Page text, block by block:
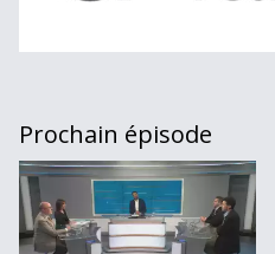
Prochain épisode
Les chaînes de restaurants